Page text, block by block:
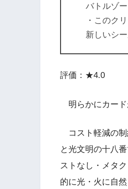
バトルゾ
・このク
新しいシ
評価：★4.0
明らかにカード
コスト軽減の制
と光文明の十八
ストなし・メタ
的に光・火に自